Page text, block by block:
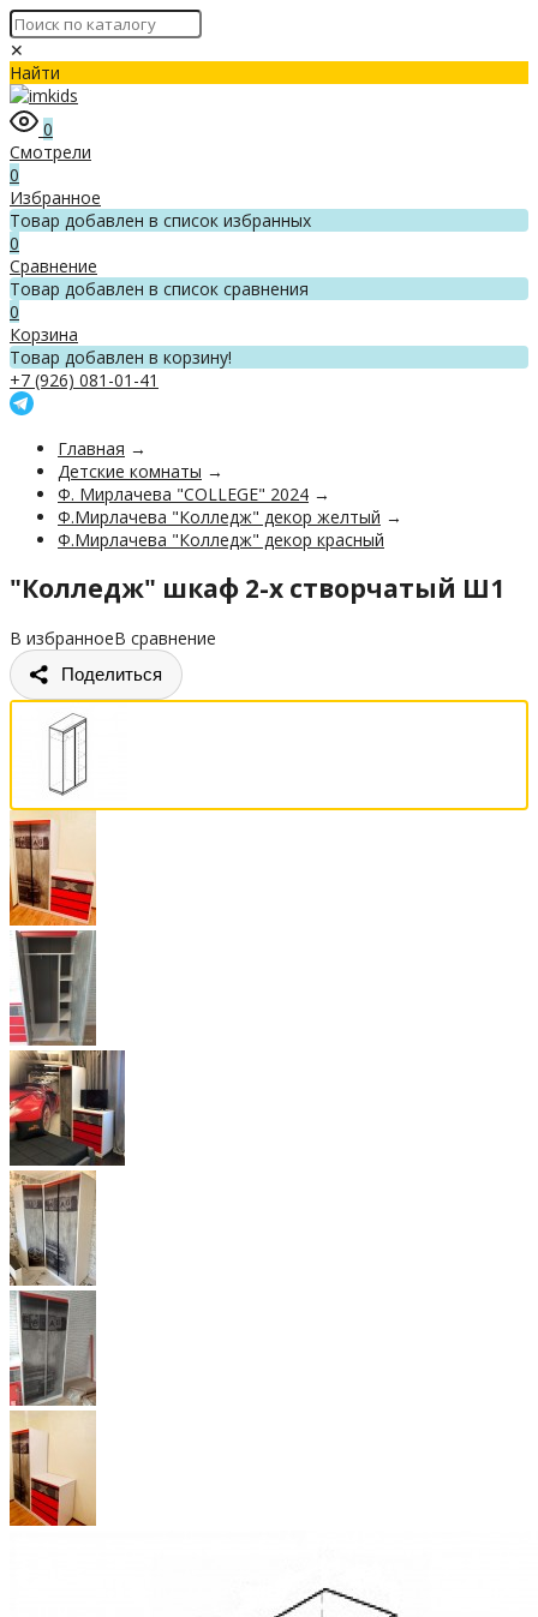
✕
Найти
0
Смотрели
0
Избранное
Товар добавлен в список избранных
0
Сравнение
Товар добавлен в список сравнения
0
Корзина
Товар добавлен в корзину!
+7 (926) 081-01-41
Главная →
Детские комнаты →
Ф. Мирлачева "COLLEGE" 2024 →
Ф.Мирлачева "Колледж" декор желтый →
Ф.Мирлачева "Колледж" декор красный
"Колледж" шкаф 2-х створчатый Ш1
В избранноеВ сравнение
Поделиться